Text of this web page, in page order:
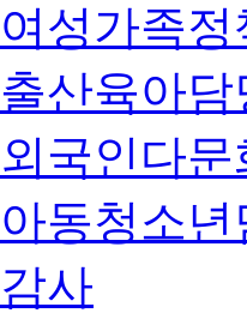
여성가족
출산육아담
외국인다
아동청소년
감사